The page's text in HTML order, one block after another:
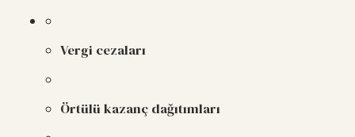
Vergi cezaları
Örtülü kazanç dağıtımları